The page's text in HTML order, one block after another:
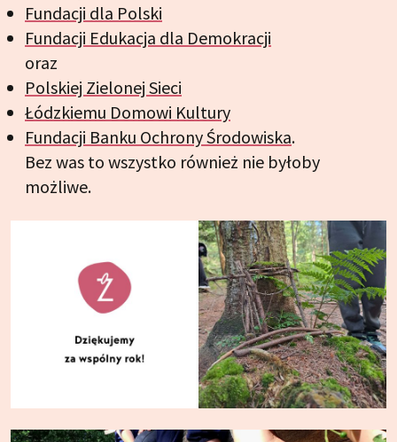
Fundacji dla Polski
Fundacji Edukacja dla Demokracji
oraz
Polskiej Zielonej Sieci
Łódzkiemu Domowi Kultury
Fundacji Banku Ochrony Środowiska.
Bez was to wszystko również nie byłoby
możliwe.